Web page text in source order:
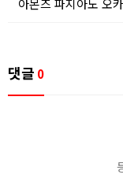
아몬즈 파지아노 오
댓글 0